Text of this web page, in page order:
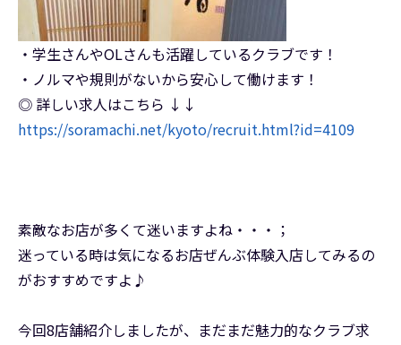
・学生さんやOLさんも活躍しているクラブです！
・ノルマや規則がないから安心して働けます！
◎ 詳しい求人はこちら ↓↓
https://soramachi.net/kyoto/recruit.html?id=4109
素敵なお店が多くて迷いますよね・・・；
迷っている時は気になるお店ぜんぶ体験入店してみるの
がおすすめですよ♪
今回8店舗紹介しましたが、まだまだ魅力的なクラブ求